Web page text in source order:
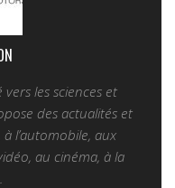
les sciences et
des actualités et
l’automobile, aux
au cinéma, à la